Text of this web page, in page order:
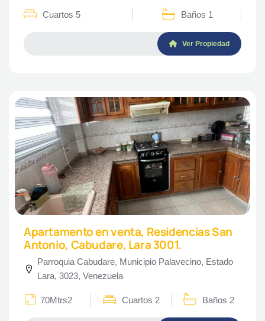
Cuartos 5 Baños 1
Ver Propiedad
Apartamento en venta, Residencias San
Antonio, Cabudare, Lara 3001.
Parroquia Cabudare, Municipio Palavecino, Estado
Lara, 3023, Venezuela
70Mtrs2 Cuartos 2 Baños 2